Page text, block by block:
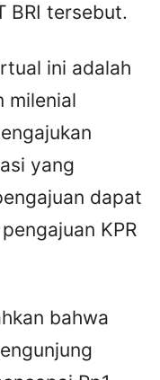
BRI tersebut.
ini adalah
milenial
yang
dapat
pengajuan KPR
bahwa